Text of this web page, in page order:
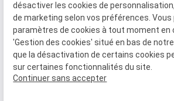
Plan du site
Mentions
légales
Politique
Siret :84392091900019
désactiver les cookies de
de marketing selon vos préférences.
paramètres de cookies à tout moment en
'Gestion des cookies' situé en bas de
que la désactivation de certains cookies
sur certaines fonctionnalités du site.
Continuer sans accepter